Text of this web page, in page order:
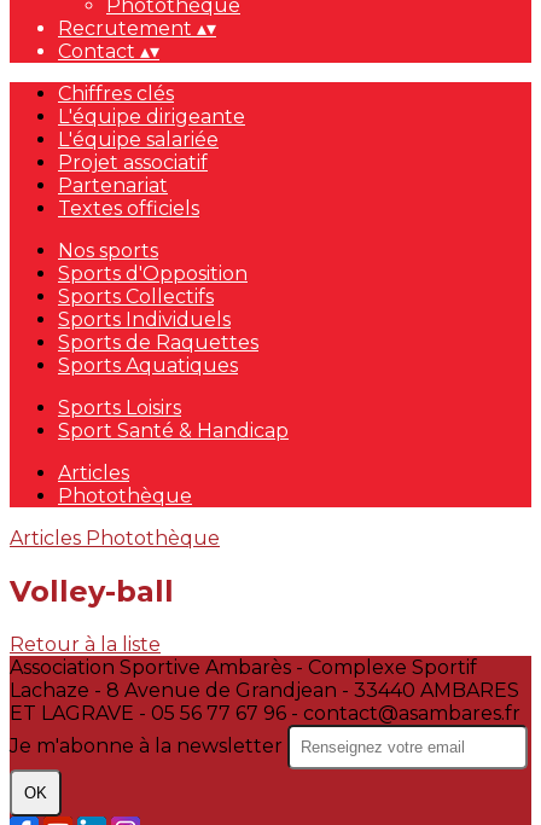
Photothèque
Recrutement ▴▾
Contact ▴▾
Chiffres clés
L'équipe dirigeante
L'équipe salariée
Projet associatif
Partenariat
Textes officiels
Nos sports
Sports d'Opposition
Sports Collectifs
Sports Individuels
Sports de Raquettes
Sports Aquatiques
Sports Loisirs
Sport Santé & Handicap
Articles
Photothèque
Articles Photothèque
Volley-ball
Retour à la liste
Association Sportive Ambarès - Complexe Sportif
Lachaze - 8 Avenue de Grandjean - 33440 AMBARES
ET LAGRAVE - 05 56 77 67 96 - contact@asambares.fr
Je m'abonne à la newsletter
OK